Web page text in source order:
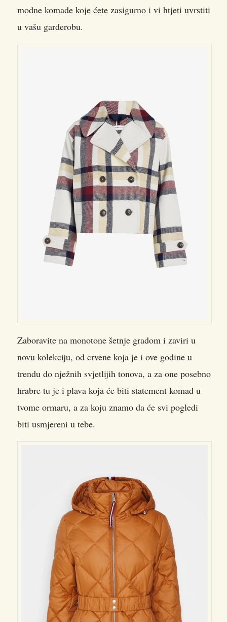
modne komade koje ćete zasigurno i vi htjeti uvrstiti
u vašu garderobu.
Zaboravite na monotone šetnje gradom i zaviri u
novu kolekciju, od crvene koja je i ove godine u
trendu do nježnih svjetlijih tonova, a za one posebno
hrabre tu je i plava koja će biti statement komad u
tvome ormaru, a za koju znamo da će svi pogledi
biti usmjereni u tebe.